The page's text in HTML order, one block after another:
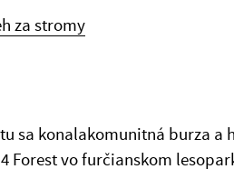
za stromy
sa konalakomunitná burza a
Forest vo furčianskom